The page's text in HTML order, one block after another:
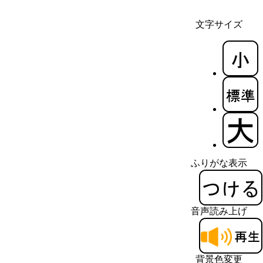
文字サイズ
ふりがな表示
音声読み上げ
背景色変更